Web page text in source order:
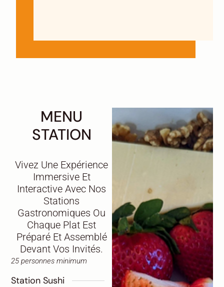
MENU
STATION
Vivez Une Expérience
Immersive Et
Interactive Avec Nos
Stations
Gastronomiques Ou
Chaque Plat Est
Préparé Et Assemblé
Devant Vos Invités.
25 personnes minimum
Station Sushi